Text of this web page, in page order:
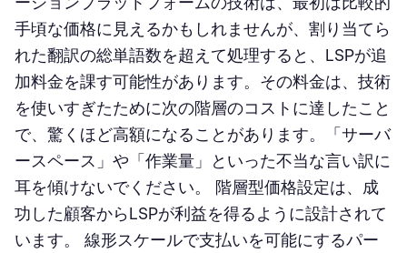
手頃な価格に見えるかもしれませんが、割り当てら
れた翻訳の総単語数を超えて処理すると、LSPが追
加料金を課す可能性があります。その料金は、技術
を使いすぎたために次の階層のコストに達したこと
で、驚くほど高額になることがあります。「サーバ
ースペース」や「作業量」といった不当な言い訳に
耳を傾けないでください。 階層型価格設定は、成
功した顧客からLSPが利益を得るように設計されて
います。 線形スケールで支払いを可能にするパー